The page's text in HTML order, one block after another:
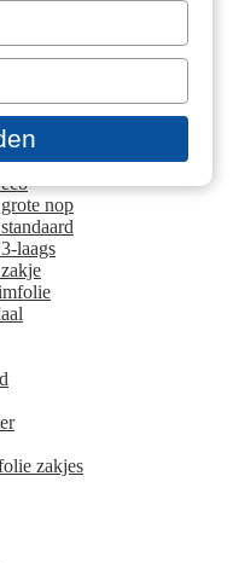
nop
laags
zakjes